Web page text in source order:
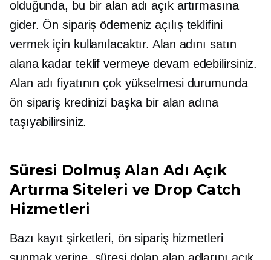
olduğunda, bu bir alan adı açık artırmasına
gider. Ön sipariş ödemeniz açılış teklifini
vermek için kullanılacaktır. Alan adını satın
alana kadar teklif vermeye devam edebilirsiniz.
Alan adı fiyatının çok yükselmesi durumunda
ön sipariş kredinizi başka bir alan adına
taşıyabilirsiniz.
Süresi Dolmuş Alan Adı Açık
Artırma Siteleri ve Drop Catch
Hizmetleri
Bazı kayıt şirketleri, ön sipariş hizmetleri